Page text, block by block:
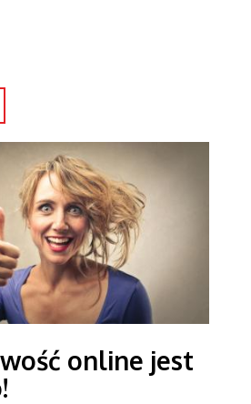
online jest